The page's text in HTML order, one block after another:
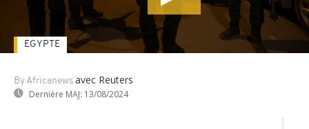
By Africanews avec Reuters
Dernière MAJ: 13/08/2024
EGYPTE